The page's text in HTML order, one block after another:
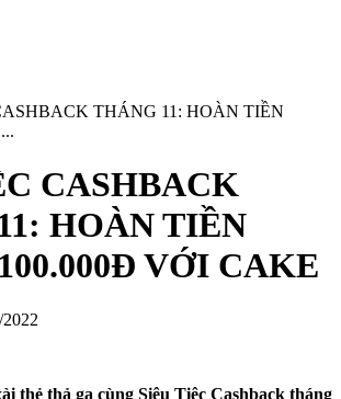
THÁNG 11: HOÀN TIỀN
CASHBACK
HOÀN TIỀN
VỚI CAKE
thẻ thả ga cùng Siêu Tiệc Cashback tháng